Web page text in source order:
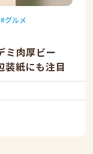
グルメ
ミ肉厚ビー
装紙にも注目